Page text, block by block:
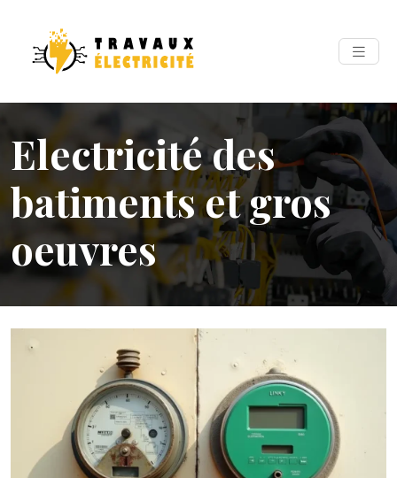
Electricité des
batiments et gros
oeuvres